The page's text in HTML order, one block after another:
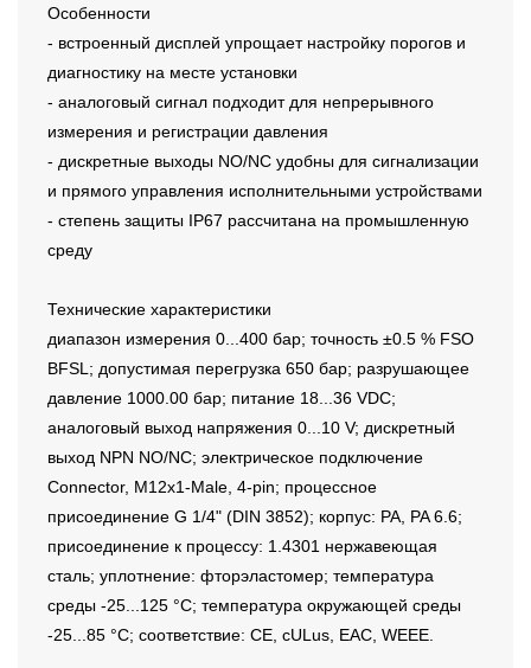
Особенности
- встроенный дисплей упрощает настройку порогов и
диагностику на месте установки
- аналоговый сигнал подходит для непрерывного
измерения и регистрации давления
- дискретные выходы NO/NC удобны для сигнализации
и прямого управления исполнительными устройствами
- степень защиты IP67 рассчитана на промышленную
среду
Технические характеристики
диапазон измерения 0...400 бар; точность ±0.5 % FSO
BFSL; допустимая перегрузка 650 бар; разрушающее
давление 1000.00 бар; питание 18...36 VDC;
аналоговый выход напряжения 0...10 V; дискретный
выход NPN NO/NC; электрическое подключение
Connector, M12x1-Male, 4-pin; процессное
присоединение G 1/4" (DIN 3852); корпус: PA, PA 6.6;
присоединение к процессу: 1.4301 нержавеющая
сталь; уплотнение: фторэластомер; температура
среды -25...125 °C; температура окружающей среды
-25...85 °C; соответствие: CE, cULus, EAC, WEEE.